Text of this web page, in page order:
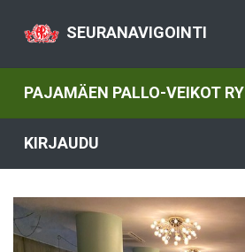
SEURANAVIGOINTI
PAJAMÄEN PALLO-VEIKOT RY
KIRJAUDU